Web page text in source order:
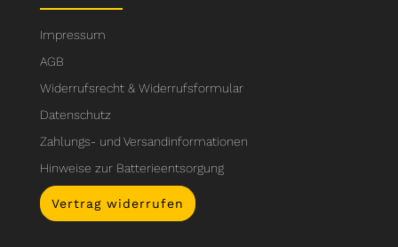
Impressum
AGB
Widerrufsrecht & Widerrufsformular
Datenschutz
Zahlungs- und Versandinformationen
Hinweise zur Batterieentsorgung
Vertrag widerrufen